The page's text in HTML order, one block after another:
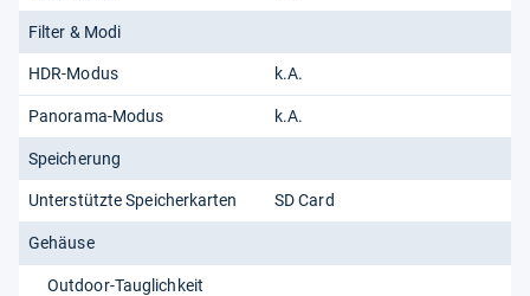
Filter & Modi
HDR-Modus k.A.
Panorama-Modus k.A.
Speicherung
Unterstützte Speicherkarten SD Card
Gehäuse
Outdoor-Tauglichkeit